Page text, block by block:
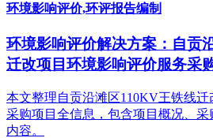
环境影响评价,环评报告编制
环境影响评价解决方案：自贡
迁改项目环境影响评价服务采
本文整理自贡沿滩区110KV王铁线
采购项目全信息，包含项目概况、
内容。